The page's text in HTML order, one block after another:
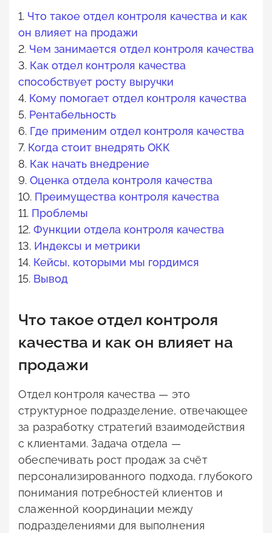
1. Что такое отдел контроля качества и как
он влияет на продажи
2. Чем занимается отдел контроля качества
3. Как отдел контроля качества
способствует росту выручки
4. Кому помогает отдел контроля качества
5. Рентабельность
6. Где применим отдел контроля качества
7. Когда стоит внедрять ОКК
8. Как начать внедрение
9. Оценка отдела контроля качества
10. Преимущества контроля качества
11. Проблемы
12. Функции отдела контроля качества
13. Индексы и метрики
14. Кейсы, которыми мы гордимся
15. Вывод
Что такое отдел контроля
качества и как он влияет на
продажи
Отдел контроля качества — это
структурное подразделение, отвечающее
за разработку стратегий взаимодействия
с клиентами. Задача отдела —
обеспечивать рост продаж за счёт
персонализированного подхода, глубокого
понимания потребностей клиентов и
слаженной координации между
подразделениями для выполнения